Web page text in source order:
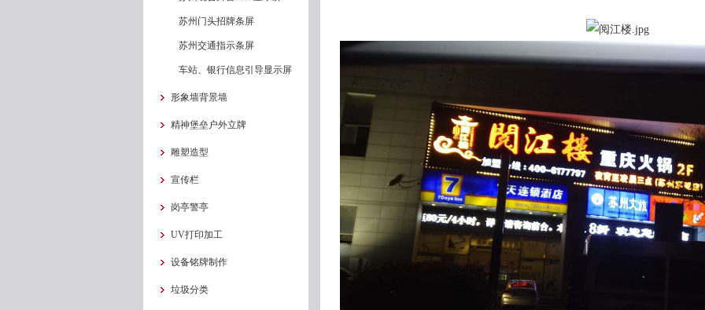
苏州门头招牌条屏
苏州交通指示条屏
车站、银行信息引导显示屏
形象墙背景墙
精神堡垒户外立牌
雕塑造型
宣传栏
岗亭警亭
UV打印加工
设备铭牌制作
垃圾分类